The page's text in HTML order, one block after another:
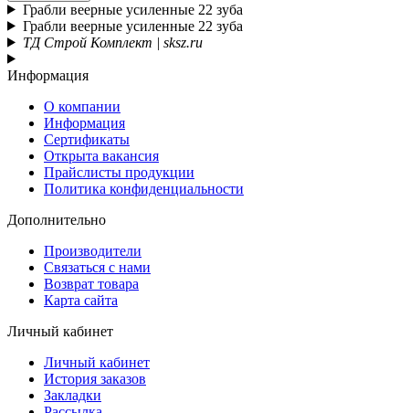
Грабли веерные усиленные 22 зуба
Грабли веерные усиленные 22 зуба
ТД Строй Комплект | sksz.ru
Информация
О компании
Информация
Сертификаты
Открыта вакансия
Прайслисты продукции
Политика конфиденциальности
Дополнительно
Производители
Связаться с нами
Возврат товара
Карта сайта
Личный кабинет
Личный кабинет
История заказов
Закладки